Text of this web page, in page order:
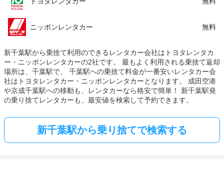
ニッポンレンタカー 無料
新千葉駅から乗捨て利用のできるレンタカー会社はトヨタレンタカ
ー・ニッポンレンタカーの2社です。 最もよく利用される乗捨て返却
場所は、千葉駅で、 千葉駅への乗捨て料金が一番安いレンタカー会
社はトヨタレンタカー・ニッポンレンタカーとなります。 成田空港
や京成千葉駅への移動も、レンタカーなら格安で簡単！ 新千葉駅発
の乗り捨てレンタカーも、最安値を検索して予約できます。
新千葉駅から乗り捨てで検索する